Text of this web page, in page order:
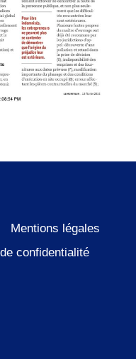
Mentions légales
confidentialité